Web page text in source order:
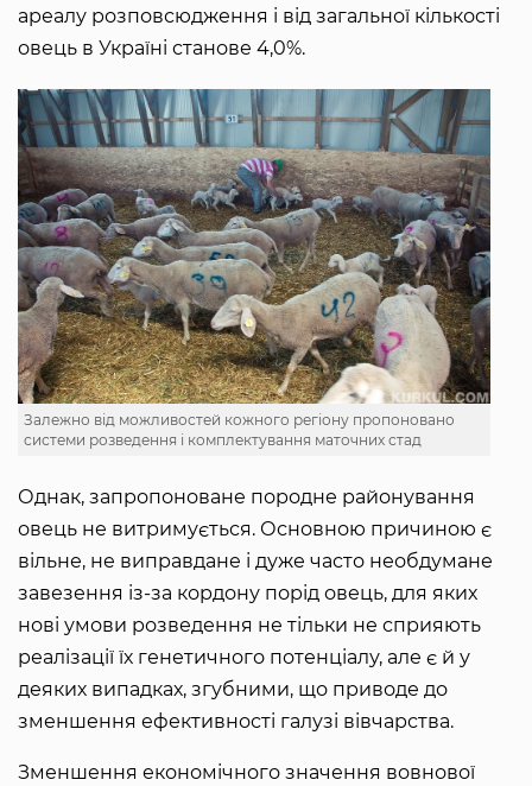
ареалу розповсюдження і від загальної кількості
овець в Україні станове 4,0%.
Залежно від можливостей кожного регіону пропоновано
системи розведення і комплектування маточних стад
Однак, запропоноване породне районування
овець не витримується. Основною причиною є
вільне, не виправдане і дуже часто необдумане
завезення із-за кордону порід овець, для яких
нові умови розведення не тільки не сприяють
реалізації їх генетичного потенціалу, але є й у
деяких випадках, згубними, що приводе до
зменшення ефективності галузі вівчарства.
Зменшення економічного значення вовнової